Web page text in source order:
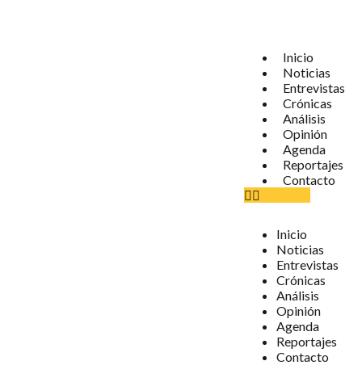
Inicio
Noticias
Entrevistas
Crónicas
Análisis
Opinión
Agenda
Reportajes
Contacto
Inicio
Noticias
Entrevistas
Crónicas
Análisis
Opinión
Agenda
Reportajes
Contacto